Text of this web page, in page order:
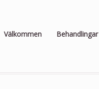
Välkommen Behandlingar